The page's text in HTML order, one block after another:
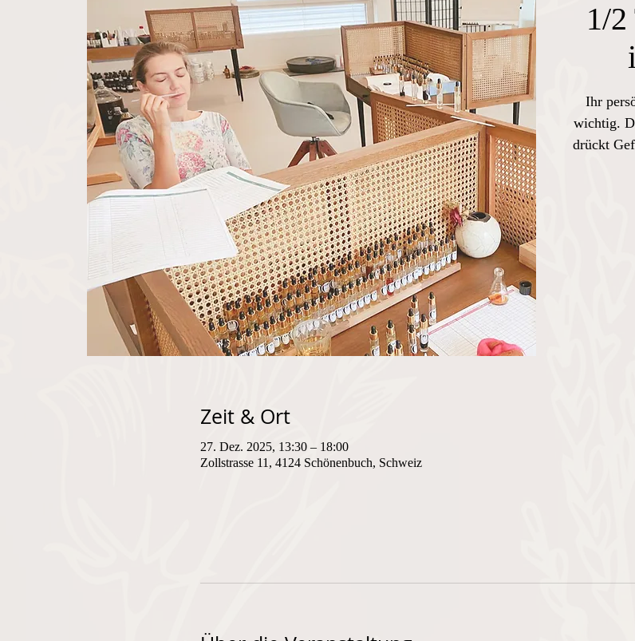
1/
Ihr
wichtig.
drückt
Zeit & Ort
27. Dez. 2025, 13:30 – 18:00
Zollstrasse 11, 4124 Schönenbuch, Schweiz